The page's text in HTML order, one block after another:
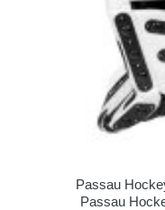
Passau
Passau